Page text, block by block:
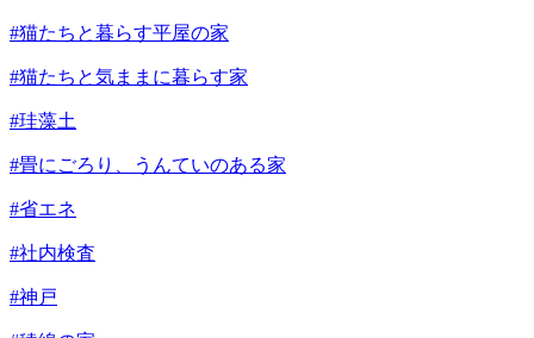
#猫たちと暮らす平屋の家
#猫たちと気ままに暮らす家
#珪藻土
#畳にごろり、うんていのある家
#省エネ
#社内検査
#神戸